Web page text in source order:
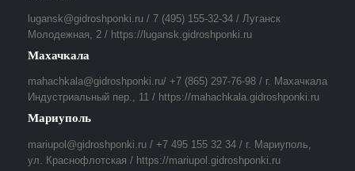
lugansk@gidroshponki.ru / 7 (495) 155-32-34 / Луганск
Молодежная, 2 / https://lugansk.gidroshponki.ru
Махачкала
mahachkala@gidroshponki.ru/ +7 (865) 297-76-98 / г. Махачкала
Индустриальный пер., 11 / https://mahachkala.gidroshponki.ru
Мариуполь
mariupol@gidroshponki.ru / +7 495 155 32 34 / г. Мариуполь,
ул. Краснофлотская / https://mariupol.gidroshponki.ru